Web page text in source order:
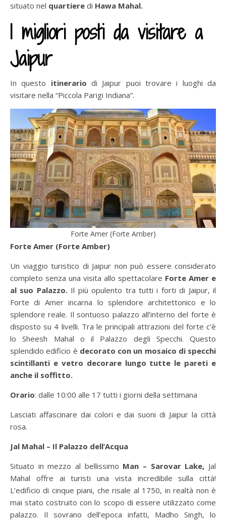
situato nel quartiere di Hawa Mahal.
I migliori posti da visitare a
Jaipur
In questo itinerariodi Jaipur puoi trovare i luoghi da
visitare nella “Piccola Parigi Indiana”.
Forte Amer (Forte Amber)
Forte Amer (Forte Amber)
Un viaggio turistico di Jaipur non può essere considerato
completo senza una visita allo spettacolare Forte Amer e
al suo Palazzo.Il più opulento tra tutti i forti di Jaipur, il
Forte di Amer incarna lo splendore architettonico e lo
splendore reale. Il sontuoso palazzo all’interno del forte è
disposto su 4 livelli. Tra le principali attrazioni del forte c’è
lo Sheesh Mahal o il Palazzo degli Specchi. Questo
splendido edificio è decorato con un mosaico di specchi
scintillanti e vetro decorare lungo tutte le pareti e
anche il soffitto.
Orario: dalle 10:00 alle 17 tutti i giorni della settimana
Lasciati affascinare dai colori e dai suoni di Jaipur la città
rosa.
Jal Mahal – Il Palazzo dell’Acqua
Situato in mezzo al bellissimo Man – Sarovar Lake, Jal
Mahal offre ai turisti una vista incredibile sulla città!
L’edificio di cinque piani, che risale al 1750, in realtà non è
mai stato costruito con lo scopo di essere utilizzato come
palazzo. Il sovrano dell’epoca infatti, Madho Singh, lo